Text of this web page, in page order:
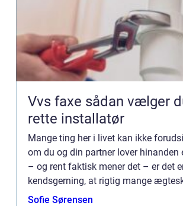
Vvs faxe sådan vælger du den
rette installatør
Mange ting her i livet kan ikke
om du og din partner lover hinanden
– og rent faktisk mener det – er det
kendsgerning, at rigtig mange
opløsning hvert eneste år...
Sofie Sørensen